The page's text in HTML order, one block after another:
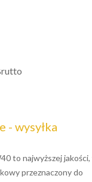
- wysyłka
to najwyższej
przeznaczony do